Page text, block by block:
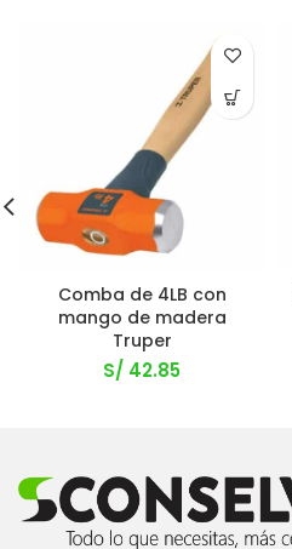
Comba de 4LB con
mango de madera
Truper
S/ 42.85